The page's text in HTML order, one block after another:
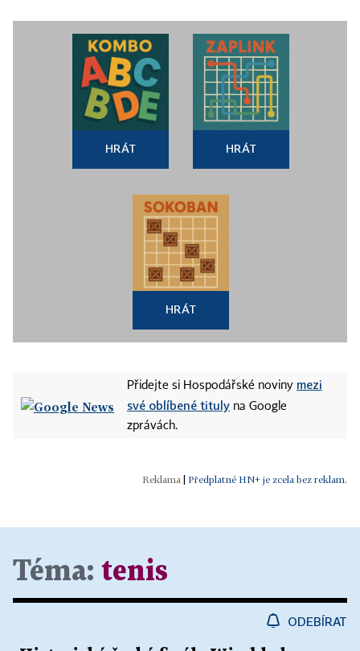
HRÁT HRÁT
HRÁT
Přidejte si Hospodářské noviny mezi
své oblíbené tituly na Google
zprávách.
Předplatné HN+ je zcela bez reklam.
Téma: tenis
ODEBÍRAT